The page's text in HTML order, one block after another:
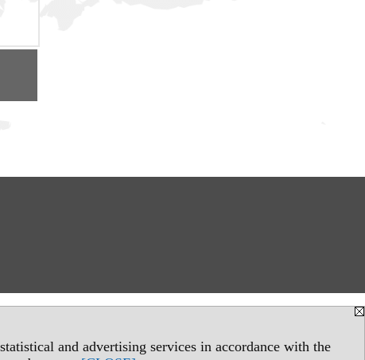
and advertising services in accordance with the